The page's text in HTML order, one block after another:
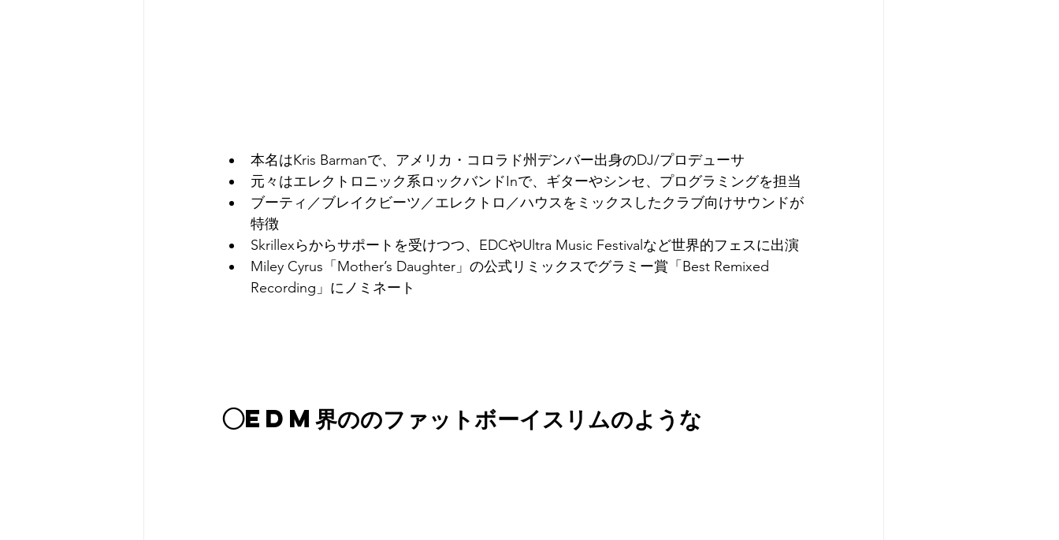
本名はKris Barmanで、アメリカ・コロラド州デンバー出身のDJ/プロデューサ
元々はエレクトロニック系ロックバンドInで、ギターやシンセ、プログラミングを担当
ブーティ／ブレイクビーツ／エレクトロ／ハウスをミックスしたクラブ向けサウンドが
特徴
Skrillexらからサポートを受けつつ、EDCやUltra Music Festivalなど世界的フェスに出演
Miley Cyrus「Mother’s Daughter」の公式リミックスでグラミー賞「Best Remixed
Recording」にノミネート
◯EDM界ののファットボーイスリムのような